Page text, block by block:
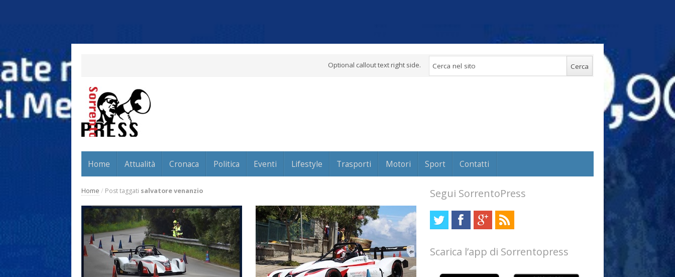
Optional callout text right side.
Home Attualità Cronaca Politica Eventi Lifestyle Trasporti Motori Sport Contatti
Home / Post taggati salvatore venanzio Segui SorrentoPress
Scarica l’app di Sorrentopress